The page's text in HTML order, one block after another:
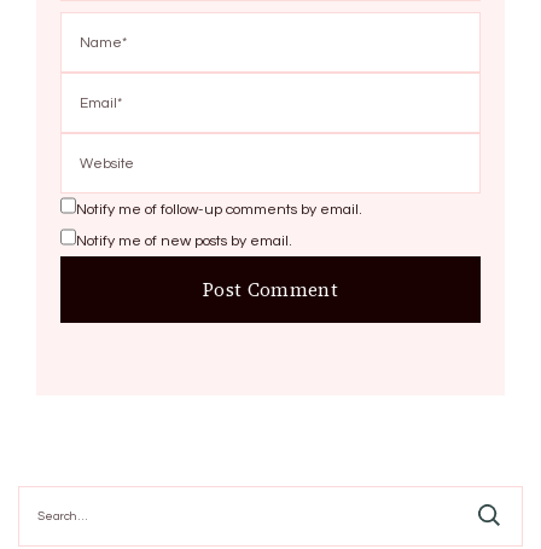
Notify me of follow-up comments by email.
Notify me of new posts by email.
for: